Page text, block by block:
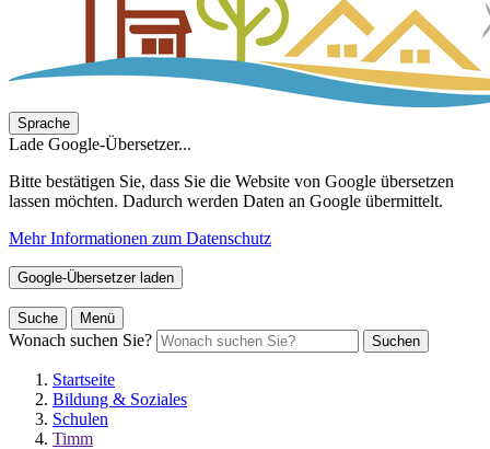
Sprache
Lade Google-Übersetzer...
Bitte bestätigen Sie, dass Sie die Website von Google übersetzen
lassen möchten. Dadurch werden Daten an Google übermittelt.
Mehr Informationen zum Datenschutz
Google-Übersetzer laden
Suche Menü
Wonach suchen Sie? Suchen
Startseite
Bildung & Soziales
Schulen
Timm